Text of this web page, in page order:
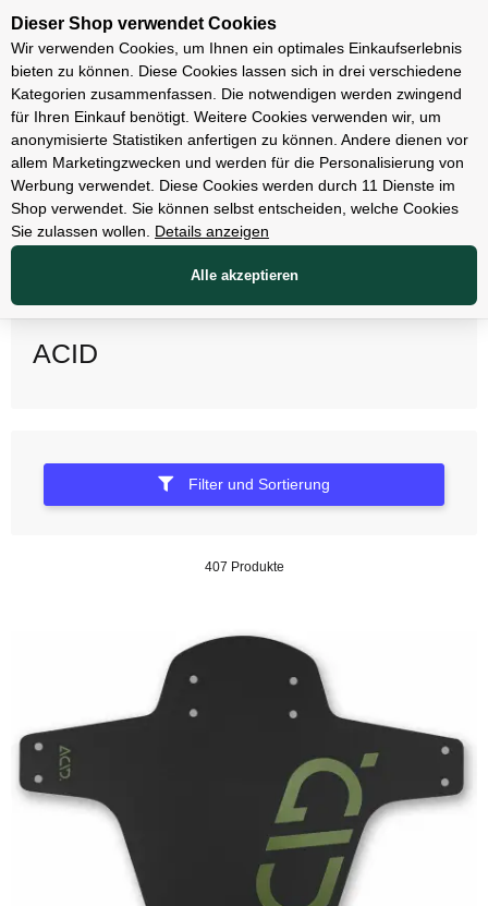
Unsere Filialen
ACID
Filter und Sortierung
407 Produkte
Dieser Shop verwendet Cookies
Wir verwenden Cookies, um Ihnen ein optimales Einkaufserlebnis
bieten zu können. Diese Cookies lassen sich in drei verschiedene
Kategorien zusammenfassen. Die notwendigen werden zwingend
für Ihren Einkauf benötigt. Weitere Cookies verwenden wir, um
anonymisierte Statistiken anfertigen zu können. Andere dienen vor
allem Marketingzwecken und werden für die Personalisierung von
Werbung verwendet. Diese Cookies werden durch 11 Dienste im
Shop verwendet. Sie können selbst entscheiden, welche Cookies
Sie zulassen wollen.
Details anzeigen
Alle akzeptieren